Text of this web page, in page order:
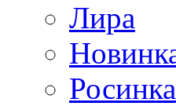
Лира
Росинка